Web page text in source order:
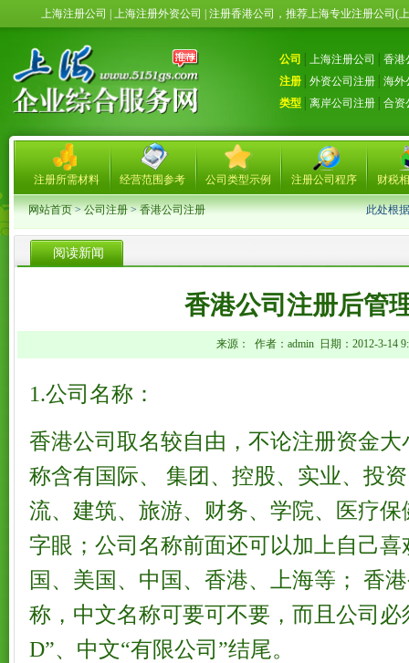
上海注册公司 | 上海注册外资公司 | 注册香港公司，推荐上海专业注册
公司 上海注册公司
香港
注册
外资公司注册
海外
类型
离岸公司注册 合资
注册所需材料 经营范围参考 公司类型示例 注册公司程序 财税
网站首页>公司注册>香港公司注册 此处根
阅读新闻
香港公司注册后管
来源： 作者：admin 日期：2012-3-14
1.公司名称：
香港公司取名较自由，不论注册资金
称含有国际、 集团、控股、实业、投
流、建筑、旅游、财务、学院、医疗
字眼；公司名称前面还可以加上自己
国、美国、中国、香港、上海等； 香
称，中文名称可要可不要，而且公司
D”、中文“有限公司”结尾。